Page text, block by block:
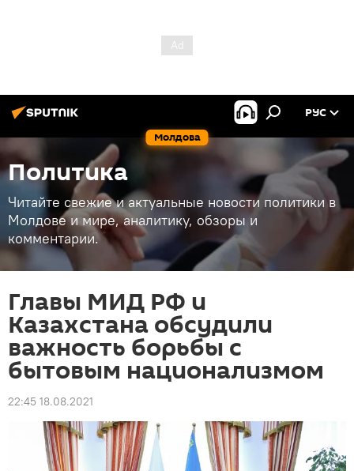
Молдова
РУС
Политика
Читайте свежие и актуальные новости политики в
Молдове и мире, аналитику, обзоры и
комментарии.
Главы МИД РФ и
Казахстана обсудили
важность борьбы с
бытовым национализмом
22:45 18.08.2021